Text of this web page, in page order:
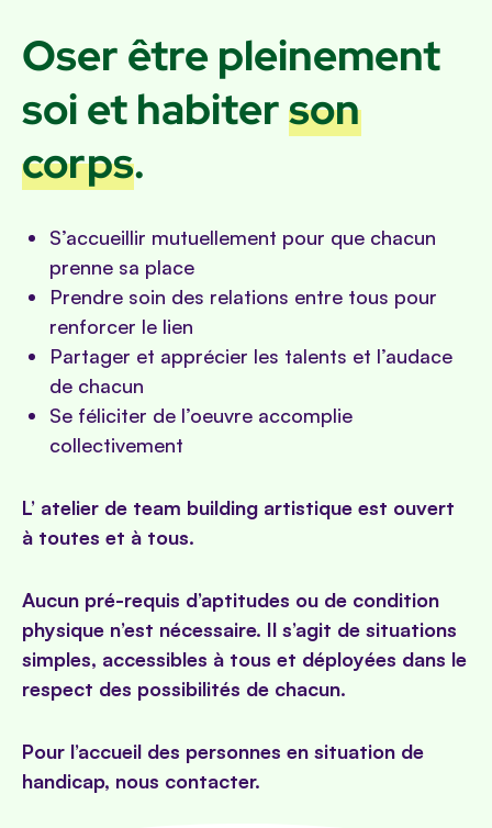
Oser être pleinement
soi et habiterson
corps.
S’accueillir mutuellement pour que chacun
prenne sa place
Prendre soin des relations entre tous pour
renforcer le lien
Partager et apprécier les talents et l’audace
de chacun
Se féliciter de l’oeuvre accomplie
collectivement
L’ atelier de team building artistique est ouvert
à toutes et à tous.
Aucun pré-requis d’aptitudes ou de condition
physique n’est nécessaire. Il s’agit de situations
simples, accessibles à tous et déployées dans le
respect des possibilités de chacun.
Pour l’accueil des personnes en situation de
handicap, nous contacter.